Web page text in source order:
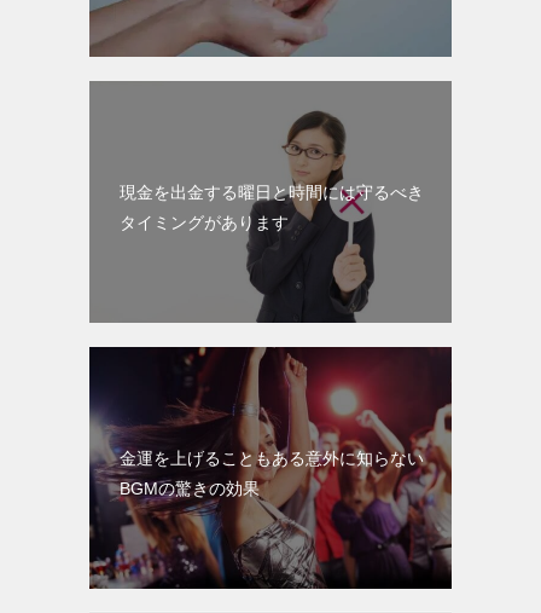
現金を出金する曜日と時間には守るべき
タイミングがあります
金運を上げることもある意外に知らない
BGMの驚きの効果